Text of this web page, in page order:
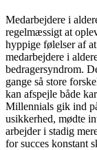
Medarbejdere i
regelmæssigt at
hyppige følelser af
medarbejdere i
bedragersyndrom.
gange så store
kan afspejle både
Millennials gik ind
usikkerhed, mødte
arbejder i stadig
for succes konstant